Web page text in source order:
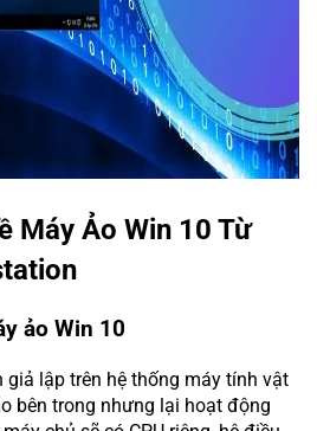
Máy Ảo Win 10 Từ
ảo Win 10
lập trên hệ thống máy tính vật
bên trong nhưng lại hoạt động